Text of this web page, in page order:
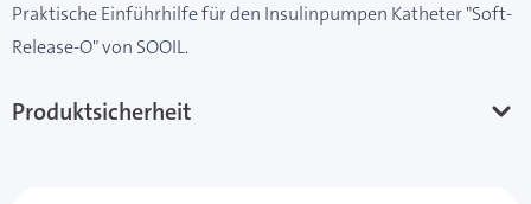
Praktische Einführhilfe für den Insulinpumpen Katheter "Soft-
Release-O" von SOOIL.
Produktsicherheit